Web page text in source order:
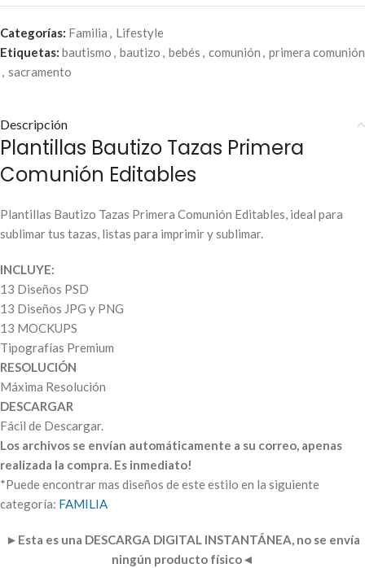
Categorías: Familia , Lifestyle
Etiquetas: bautismo , bautizo , bebés , comunión , primera comunión
, sacramento
Descripción
Plantillas Bautizo Tazas Primera
Comunión Editables
Plantillas Bautizo Tazas Primera Comunión Editables, ideal para
sublimar tus tazas, listas para imprimir y sublimar.
INCLUYE:
13 Diseños PSD
13 Diseños JPG y PNG
13 MOCKUPS
Tipografías Premium
RESOLUCIÓN
Máxima Resolución
DESCARGAR
Fácil de Descargar.
Los archivos se envían automáticamente a su correo, apenas
realizada la compra. Es inmediato!
*Puede encontrar mas diseños de este estilo en la siguiente
categoría: FAMILIA
► Esta es una DESCARGA DIGITAL INSTANTÁNEA, no se envía
ningún producto físico◄